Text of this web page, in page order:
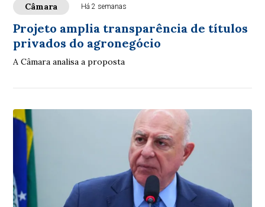
Câmara Há 2 semanas
Projeto amplia transparência de títulos
privados do agronegócio
A Câmara analisa a proposta